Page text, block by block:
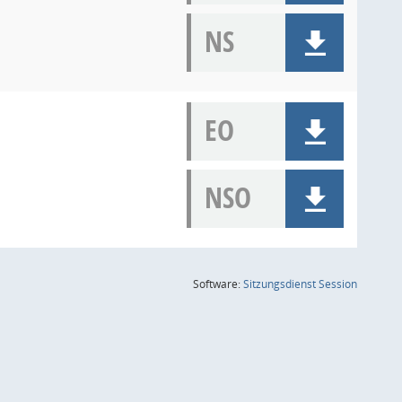
NS
EO
NSO
Software:SitzungsdienstSession(Wird in